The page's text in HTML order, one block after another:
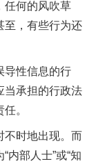
任何的风吹草
至，有些行为还
导性信息的行
当承担的行政法
。
不时地出现。而
内部人士”或“知